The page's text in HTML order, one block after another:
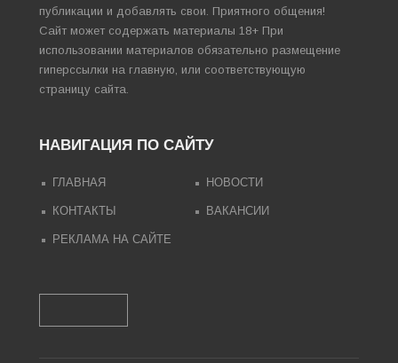
публикации и добавлять свои. Приятного общения!
Сайт может содержать материалы 18+ При
использовании материалов обязательно размещение
гиперссылки на главную, или соответствующую
страницу сайта.
НАВИГАЦИЯ ПО САЙТУ
ГЛАВНАЯ НОВОСТИ
КОНТАКТЫ ВАКАНСИИ
РЕКЛАМА НА САЙТЕ